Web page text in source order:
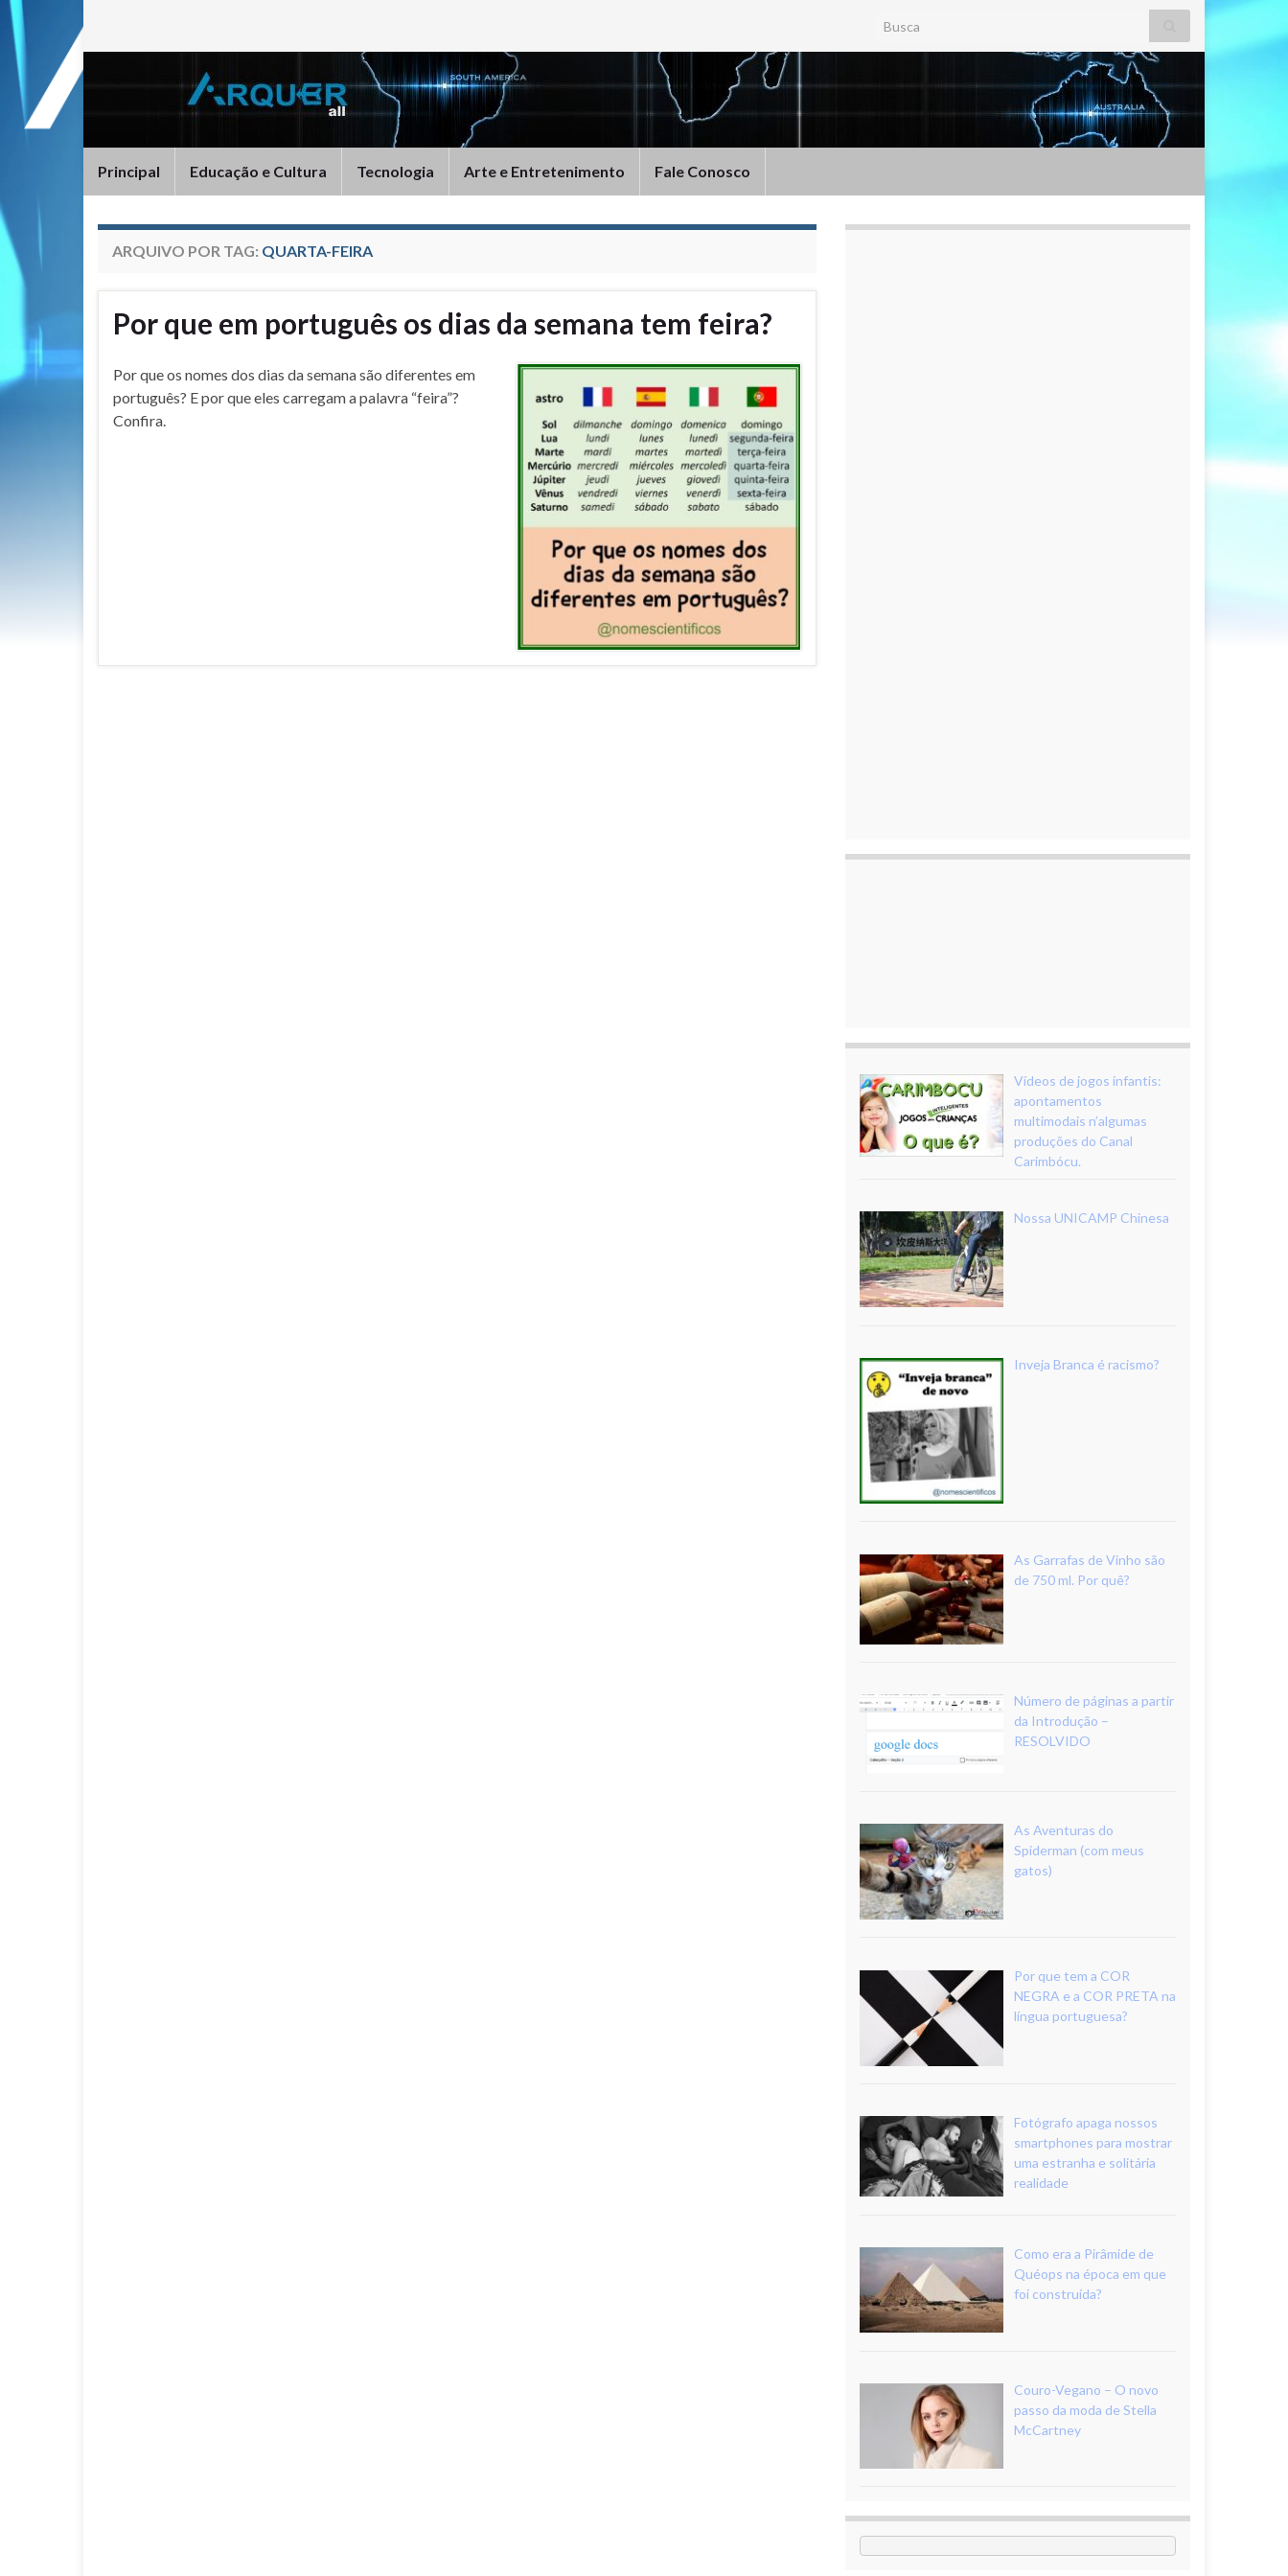
Search for:
Principal Educação e Cultura Tecnologia Arte e Entretenimento Fale Conosco
ARQUIVO POR TAG: QUARTA-FEIRA
Por que em português os dias da semana tem feira?
Por que os nomes dos dias da semana são diferentes em
português? E por que eles carregam a palavra “feira”?
Confira.
Vídeos de jogos infantis:
apontamentos
multimodais n’algumas
produções do Canal
Carimbócu.
Nossa UNICAMP Chinesa
Inveja Branca é racismo?
As Garrafas de Vinho são
de 750 ml. Por quê?
Número de páginas a partir
da Introdução –
RESOLVIDO
As Aventuras do
Spiderman (com meus
gatos)
Por que tem a COR
NEGRA e a COR PRETA na
língua portuguesa?
Fotógrafo apaga nossos
smartphones para mostrar
uma estranha e solitária
realidade
Como era a Pirâmide de
Quéops na época em que
foi construída?
Couro-Vegano – O novo
passo da moda de Stella
McCartney